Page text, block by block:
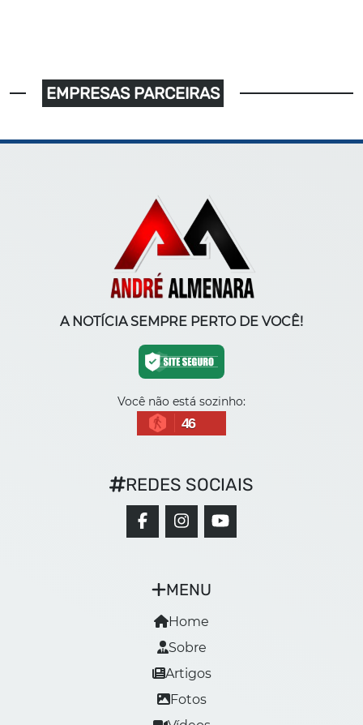
EMPRESAS PARCEIRAS
A NOTÍCIA SEMPRE PERTO DE VOCÊ!
Você não está sozinho:
46
MENU
Home
Sobre
Artigos
Fotos
REDES SOCIAIS